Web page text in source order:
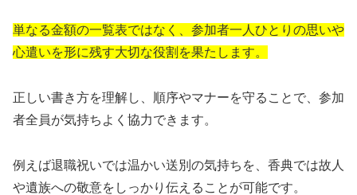
単なる金額の一覧表ではなく、参加者一人ひとりの思いや
心遣いを形に残す大切な役割を果たします。
正しい書き方を理解し、順序やマナーを守ることで、参加
者全員が気持ちよく協力できます。
例えば退職祝いでは温かい送別の気持ちを、香典では故人
や遺族への敬意をしっかり伝えることが可能です。